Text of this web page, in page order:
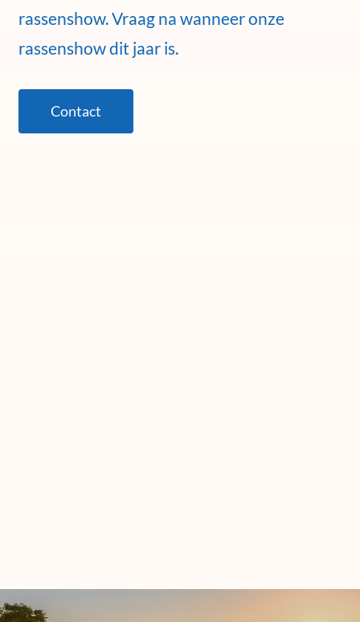
rassenshow. Vraag na wanneer onze
rassenshow dit jaar is.
Contact